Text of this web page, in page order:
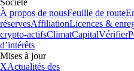
À propos de nousFeuille de route
réservesAffiliationLicences &
crypto-actifsClimatCapitalVérifier
d’intérêts
Mises à jour
XActualités des